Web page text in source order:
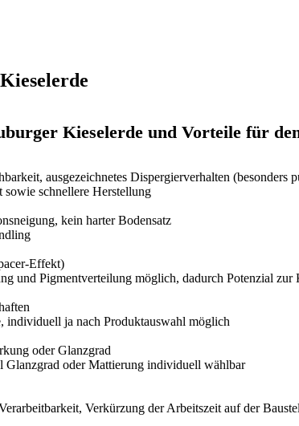
Kieselerde und Vorteile für
ausgezeichnetes Dispergierverhalten (besonders
sowie schnellere Herstellung
kein harter Bodensatz
Effekt)
und Pigmentverteilung möglich, dadurch Potenzial zur
individuell ja nach Produktauswahl möglich
oder Glanzgrad
Glanzgrad oder Mattierung individuell wählbar
Verkürzung der Arbeitszeit auf der